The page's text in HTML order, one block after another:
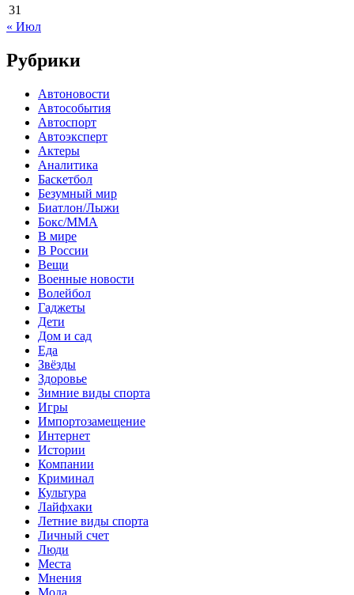
31
« Июл
Рубрики
Автоновости
Автособытия
Автоспорт
Автоэксперт
Актеры
Аналитика
Баскетбол
Безумный мир
Биатлон/Лыжи
Бокс/MMA
В мире
В России
Вещи
Военные новости
Волейбол
Гаджеты
Дети
Дом и сад
Еда
Звёзды
Здоровье
Зимние виды спорта
Игры
Импортозамещение
Интернет
Истории
Компании
Криминал
Культура
Лайфхаки
Летние виды спорта
Личный счет
Люди
Места
Мнения
Мода